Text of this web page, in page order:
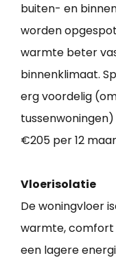
buiten- en
worden
warmte beter
binnenklimaat.
erg voordelig
€205 per 12
Vloerisolatie
De woningvloer
warmte, comfort
een lagere